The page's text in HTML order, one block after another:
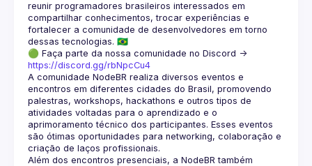
reunir programadores brasileiros interessados em
compartilhar conhecimentos, trocar experiências e
fortalecer a comunidade de desenvolvedores em torno
🟢 Faça parte da nossa comunidade no Discord ->
https://discord.gg/rbNpcCu4
A comunidade NodeBR realiza diversos eventos e
encontros em diferentes cidades do Brasil, promovendo
palestras, workshops, hackathons e outros tipos de
atividades voltadas para o aprendizado e o
aprimoramento técnico dos participantes. Esses eventos
são ótimas oportunidades para networking, colaboração e
Além dos encontros presenciais, a NodeBR também